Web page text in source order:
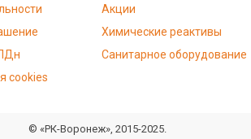
cookies
Акции
Химические реактивы
Санитарное оборудование
© «РК-Воронеж», 2015-2025.